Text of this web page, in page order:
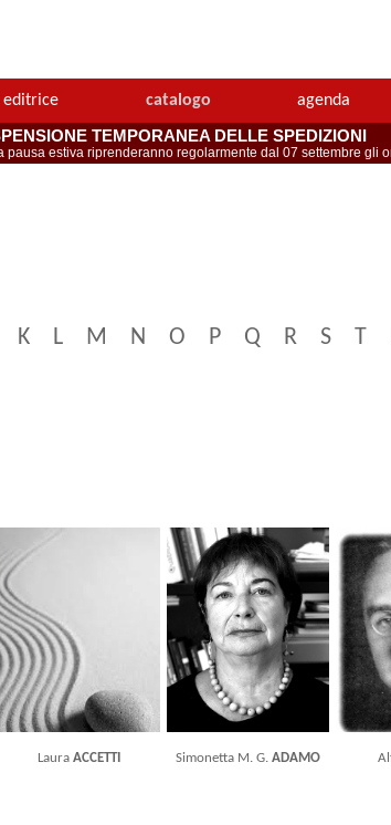
editrice catalogo agenda
TEMPORANEA DELLE SPEDIZIONI
estiva riprenderanno regolarmente dal 07 settembre gli
K L M N O P Q R S T
LauraACCETTI Simonetta M. G. ADAMO